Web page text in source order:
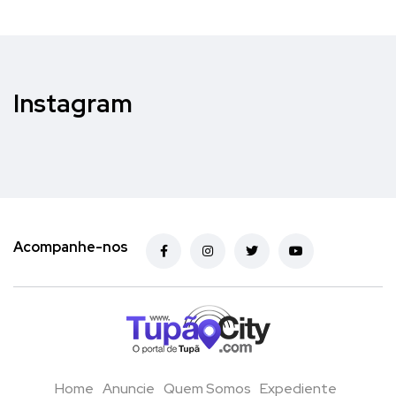
Instagram
Acompanhe-nos
Home Anuncie Quem Somos Expediente